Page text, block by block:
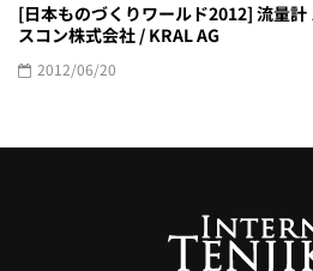
[日本ものづくりワールド2012] 流量計
スコン株式会社 / KRAL AG
2012/06/20